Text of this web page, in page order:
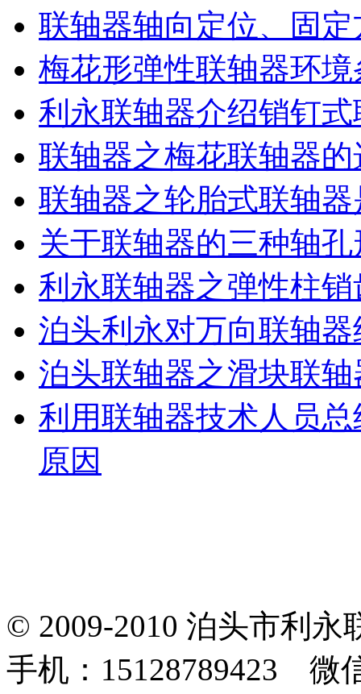
联轴器轴向定位、固
梅花形弹性联轴器环
利永联轴器介绍销钉
联轴器之梅花联轴器
联轴器之轮胎式联轴
关于联轴器的三种轴
利永联轴器之弹性柱
泊头利永对万向联轴
泊头联轴器之滑块联
利用联轴器技术人员
原因
© 2009-2010 泊头市利
手机：15128789423 微